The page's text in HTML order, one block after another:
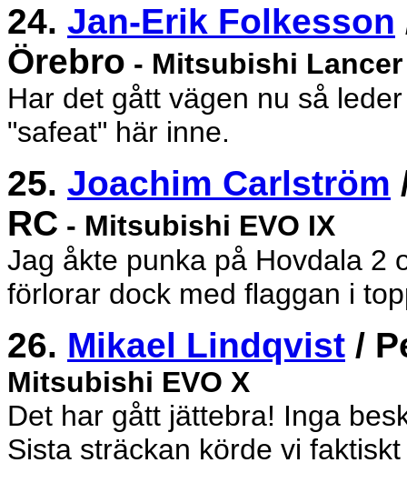
24. Jan-Erik Folkesson
Örebro - Mitsubishi Lancer
Har det gått vägen nu så
"safeat" här inne.
25. Joachim Carlström
RC - Mitsubishi EVO IX
Jag åkte punka på Hovdala 2
förlorar dock med flaggan i
26. Mikael Lindqvist /
Mitsubishi EVO X
Det har gått jättebra! Inga
Sista sträckan körde vi